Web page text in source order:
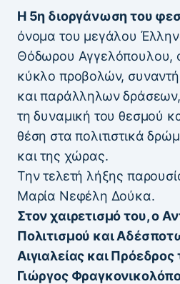
Η 5η διοργάνωση του
όνομα του μεγάλου
Θόδωρου Αγγελόπουλου,
κύκλο προβολών,
και παράλληλων
τη δυναμική του θεσμού
θέση στα πολιτιστικά
και της χώρας.
Την τελετή λήξης
Μαρία Νεφέλη Δούκα.
Στον χαιρετισμό του, ο
Πολιτισμού και
Αιγιαλείας και
Γιώργος